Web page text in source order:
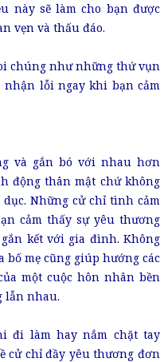
này sẽ làm cho bạn được
vẹn và thấu đáo.
chúng như những thứ vụn
nhận lỗi ngay khi bạn cảm
và gắn bó với nhau hơn
động thân mật chứ không
Những cử chỉ tình cảm
cảm thấy sự yêu thương
kết với gia đình. Không
bố mẹ cũng giúp hướng các
một cuộc hôn nhân bền
lẫn nhau.
đi làm hay nắm chặt tay
cử chỉ đầy yêu thương đơn